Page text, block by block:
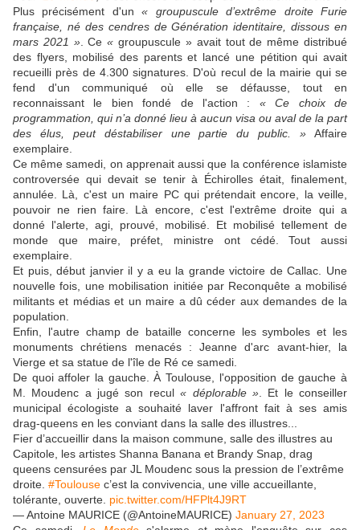
Plus précisément d'un« groupuscule d’extrême droite Furie
française, né des cendres de Génération identitaire, dissous en
mars 2021 ». Ce«groupuscule » avait tout de même distribué
des flyers, mobilisé des parents et lancé une pétition qui avait
recueilli près de 4.300 signatures. D'où recul de la mairie qui se
fend d'un communiqué où elle se défausse, tout en
reconnaissant le bien fondé de l'action : « Ce choix de
programmation, qui n’a donné lieu à aucun visa ou aval de la part
des élus, peut déstabiliser une partie du public. » Affaire
exemplaire.
Ce même samedi, on apprenait aussi que la conférence islamiste
controversée qui devait se tenir à Échirolles était, finalement,
annulée. Là, c'est un maire PC qui prétendait encore, la veille,
pouvoir ne rien faire. Là encore, c'est l'extrême droite qui a
donné l'alerte, agi, prouvé, mobilisé. Et mobilisé tellement de
monde que maire, préfet, ministre ont cédé. Tout aussi
exemplaire.
Et puis, début janvier il y a eu la grande victoire de Callac. Une
nouvelle fois, une mobilisation initiée par Reconquête a mobilisé
militants et médias et un maire a dû céder aux demandes de la
population.
Enfin, l'autre champ de bataille concerne les symboles et les
monuments chrétiens menacés : Jeanne d'arc avant-hier, la
Vierge et sa statue de l'île de Ré ce samedi.
De quoi affoler la gauche. À Toulouse, l'opposition de gauche à
M. Moudenc a jugé son recul« déplorable ». Et le conseiller
municipal écologiste a souhaité laver l'affront fait à ses amis
drag-queens en les conviant dans la salle des illustres...
Fier d’accueillir dans la maison commune, salle des illustres au
Capitole, les artistes Shanna Banana et Brandy Snap, drag
queens censurées par JL Moudenc sous la pression de l’extrême
droite. #Toulouse c’est la convivencia, une ville accueillante,
tolérante, ouverte. pic.twitter.com/HFPlt4J9RT
— Antoine MAURICE (@AntoineMAURICE) January 27, 2023